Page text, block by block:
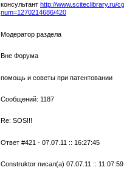
консультант http://www.sciteclibrary.ru/
num=1270214686/420
Модератор раздела
Вне Форума
помощь и советы при патентовании
Сообщений: 1187
Re: SOS!!!
Ответ #421 - 07.07.11 :: 16:27:45
Construktor писал(а) 07.07.11 :: 11:07:59: